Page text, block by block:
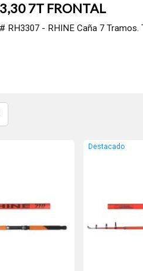
3,30 7T FRONTAL
# RH3307 - RHINE Caña 7
Destacado